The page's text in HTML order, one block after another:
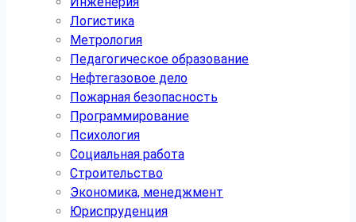
Логистика
Метрология
Педагогическое образование
Нефтегазовое дело
Пожарная безопасность
Программирование
Психология
Социальная работа
Строительство
Экономика, менеджмент
Юриспруденция